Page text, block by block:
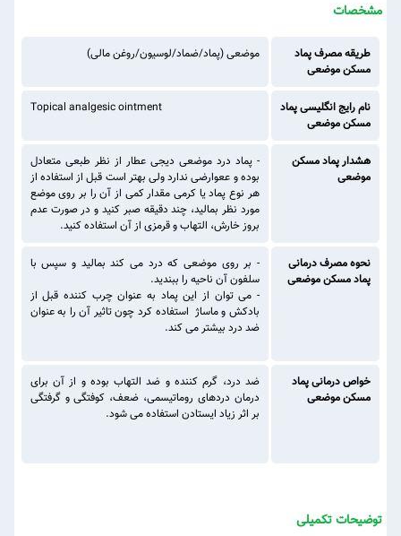
مشخصات
طریقه مصرف پماد
مسکن موضعی
موضعی (پماد/ضماد/لوسیون/روغن مالی)
نام رایج انگلیسی پماد
مسکن موضعی
Topical analgesic ointment
هشدار پماد مسکن
موضعی
- پماد درد موضعی دیجی عطار از نظر طبعی متعادل
بوده و ععوارضی ندارد ولی بهتر است قبل از استفاده از
هر نوع پماد یا کرمی مقدار کمی از آن را بر روی موضع
مورد نظر بمالید، چند دقیقه صبر کنید و در صورت عدم
بروز خارش، التهاب و قرمزی از آن استفاده کنید.
نحوه مصرف درمانی
پماد مسکن موضعی
- بر روی موضعی که درد می کند بمالید و سپس با
سلفون آن ناحیه را ببندید.
- می توان از این پماد به عنوان چرب کننده قبل از
بادکش و ماساژ استفاده کرد چون تاثیر آن را به عنوان
ضد درد بیشتر می کند.
خواص درمانی پماد
مسکن موضعی
ضد درد، گرم کننده و ضد التهاب بوده و از آن برای
درمان دردهای روماتیسمی، ضعف، کوفتگی و گرفتگی
بر اثر زیاد ایستادن استفاده می شود.
توضیحات تکمیلی